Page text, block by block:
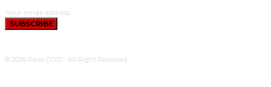
SUBSCRIBE
© 2026 Parle COID - All Right Reserved